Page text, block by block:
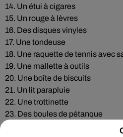
14. Un étui à cigares
15. Un rouge à lèvres
16. Des disques vinyles
17. Une tondeuse
18. Une raquette de tennis avec
19. Une mallette à outils
20. Une boîte de biscuits
21. Un lit parapluie
22. Une trottinette
23. Des boules de pétanque